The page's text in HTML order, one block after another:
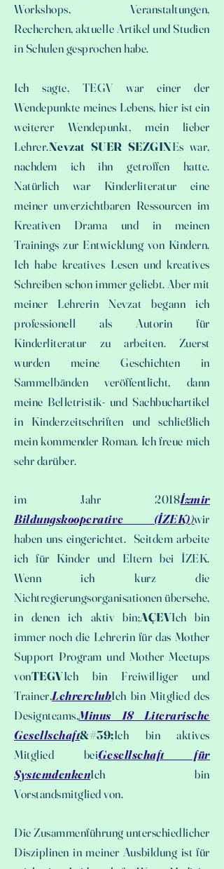
Workshops, Veranstaltungen,
Recherchen, aktuelle Artikel und Studien
in Schulen gesprochen habe.
Ich sagte, TEGV war einer der
Wendepunkte meines Lebens, hier ist ein
weiterer Wendepunkt, mein lieber
Lehrer.Nevzat SUER SEZGINEs war,
nachdem ich ihn getroffen hatte.
Natürlich war Kinderliteratur eine
meiner unverzichtbaren Ressourcen im
Kreativen Drama und in meinen
Trainings zur Entwicklung von Kindern.
Ich habe kreatives Lesen und kreatives
Schreiben schon immer geliebt. Aber mit
meiner Lehrerin Nevzat begann ich
professionell als Autorin für
Kinderliteratur zu arbeiten. Zuerst
wurden meine Geschichten in
Sammelbänden veröffentlicht, dann
meine Belletristik- und Sachbuchartikel
in Kinderzeitschriften und schließlich
mein kommender Roman. Ich freue mich
sehr darüber.
im Jahr 2018İzmir
Bildungskooperative (İZEK))wir
haben uns eingerichtet. Seitdem arbeite
ich für Kinder und Eltern bei İZEK.
Wenn ich kurz die
Nichtregierungsorganisationen übersehe,
in denen ich aktiv bin;AÇEVIch bin
immer noch die Lehrerin für das Mother
Support Program und Mother Meetups
vonTEGVIch bin Freiwilliger und
Trainer,LehrerclubIch bin Mitglied des
Designteams,Minus 18 Literarische
Gesellschaft&#39;Ich bin aktives
Mitglied beiGesellschaft für
SystemdenkenIch bin
Vorstandsmitglied von.
Die Zusammenführung unterschiedlicher
Disziplinen in meiner Ausbildung ist für